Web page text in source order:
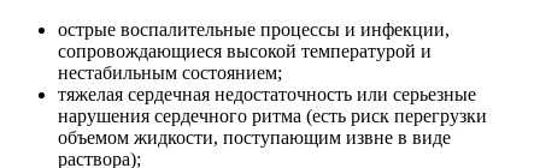
острые воспалительные процессы и инфекции,
сопровождающиеся высокой температурой и
нестабильным состоянием;
тяжелая сердечная недостаточность или серьезные
нарушения сердечного ритма (есть риск перегрузки
объемом жидкости, поступающим извне в виде
раствора);